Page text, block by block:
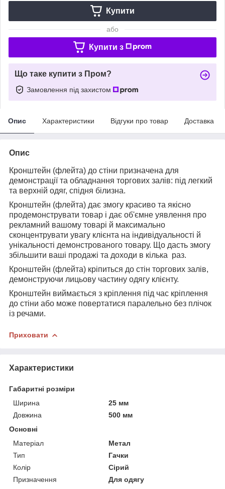
Купити
або
Купити з
Що таке купити з Пром?
Замовлення під захистом
Опис Характеристики Відгуки про товар Доставка
Опис
Кронштейн (флейта) до стіни призначена для
демонстрації та обладнання торгових залів: під легкий
та верхній одяг, спідня білизна.
Кронштейн (флейта) дає змогу красиво та якісно
продемонструвати товар і дає об'ємне уявлення про
рекламний вашому товарі й максимально
сконцентрувати увагу клієнта на індивідуальності й
унікальності демонстрованого товару. Що дасть змогу
збільшити ваші продажі та доходи в кілька раз.
Кронштейн (флейта) кріпиться до стін торгових залів,
демонструючи лицьову частину одягу клієнту.
Кронштейн виймається з кріплення під час кріплення
до стіни або може повертатися паралельно без плічок
із речами.
Приховати
Характеристики
Габаритні розміри
Ширина
25 мм
Довжина
500 мм
Основні
Матеріал
Метал
Тип
Гачки
Колір
Сірий
Призначення
Для одягу